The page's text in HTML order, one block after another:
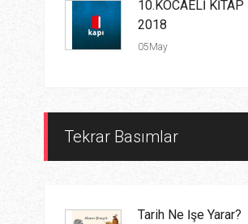
10.KOCAELİ KİTAP
2018
05May
Tekrar Basımlar
Tarih Ne İşe Yarar?